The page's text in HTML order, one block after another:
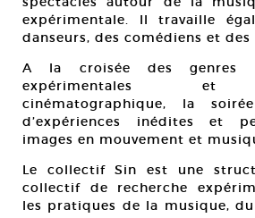
expérimentale. Il travaille
danseurs, des comédiens et des
A la croisée des genres
expérimentales et
cinématographique, la
d’expériences inédites et
images en mouvement et
Le collectif Sin est une
collectif de recherche
les pratiques de la musique,